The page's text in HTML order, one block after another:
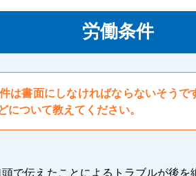
労働条件
は書面にしなければならないそう
について教えてください。
で伝えたことによるトラブルが後